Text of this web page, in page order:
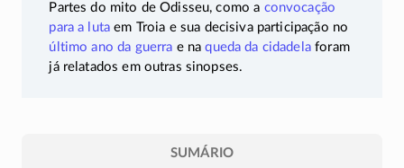
Partes do mito de Odisseu, como a convocação
para a luta em Troia e sua decisiva participação no
último ano da guerra e naqueda da cidadelaforam
já relatados em outras sinopses.
SUMÁRIO